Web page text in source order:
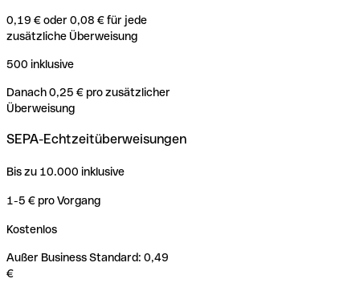
0,19 € oder 0,08 € für jede
zusätzliche Überweisung
500 inklusive
Danach 0,25 € pro zusätzlicher
Überweisung
SEPA-Echtzeitüberweisungen
Bis zu 10.000 inklusive
1-5 € pro Vorgang
Kostenlos
Außer Business Standard: 0,49
€